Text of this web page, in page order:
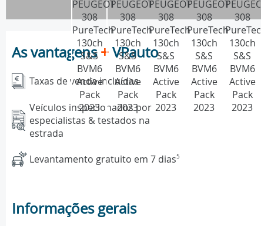
As vantagens+VPauto
Taxas de venda incluídas
Veículos inspecionados por
especialistas & testados na
estrada
Levantamento gratuito em 7 dias5
Informações gerais